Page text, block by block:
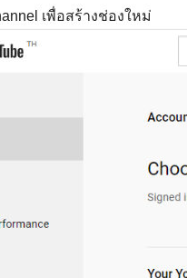
เพื่อสร้างช่องใหม่